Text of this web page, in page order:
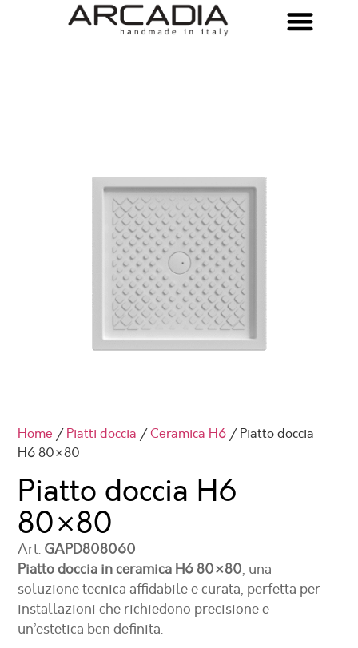
Home /Piatti doccia /Ceramica H6 / Piatto doccia
H6 80×80
Piatto doccia H6
80×80
Art. GAPD808060
Piatto doccia in ceramica H6 80×80, una
soluzione tecnica affidabile e curata, perfetta per
installazioni che richiedono precisione e
un’estetica ben definita.